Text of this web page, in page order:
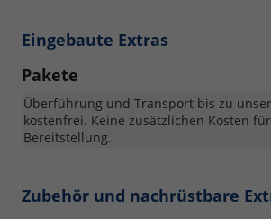
Eingebaute Extras
Pakete
Überführung und Transport bis zu
kostenfrei. Keine zusätzlichen Kosten
Bereitstellung.
Zubehör und nachrüstbare